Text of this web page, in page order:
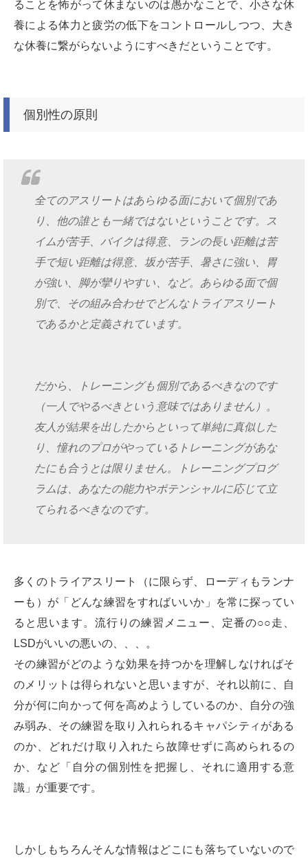
ることを怖がって休まないのは愚かなことで、小さな休
養による体力と疲労の低下をコントロールしつつ、大き
な休養に繋がらないようにすべきだということです。
個別性の原則
全てのアスリートはあらゆる面において個別であ
り、他の誰とも一緒ではないということです。ス
イムが苦手、バイクは得意、ランの長い距離は苦
手で短い距離は得意、坂が苦手、暑さに強い、胃
が強い、脚が攣りやすい、など。あらゆる面で個
別で、その組み合わせでどんなトライアスリート
であるかと定義されています。
だから、トレーニングも個別であるべきなのです
（一人でやるべきという意味ではありません）。
友人が結果を出したからといって単純に真似した
り、憧れのプロがやっているトレーニングがあな
たにも合うとは限りません。トレーニングプログ
ラムは、あなたの能力やポテンシャルに応じて立
てられるべきなのです。
多くのトライアスリート（に限らず、ローディもランナ
ーも）が「どんな練習をすればいいか」を常に探ってい
ると思います。流行りの練習メニュー、定番の○○走、
LSDがいいの悪いの、、、。
その練習がどのような効果を持つかを理解しなければそ
のメリットは得られないと思いますが、それ以前に、自
分が何に向かって何を高めようしているのか、自分の強
み弱み、その練習を取り入れられるキャパシティがある
のか、どれだけ取り入れたら故障せずに高められるの
か、など「自分の個別性を把握し、それに適用する意
識」が重要です。
しかしもちろんそんな情報はどこにも落ちていないので